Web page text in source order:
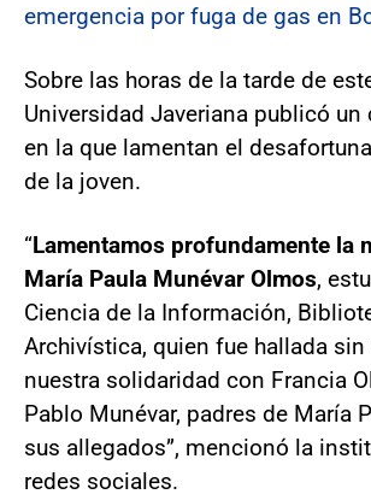
emergencia por fuga de gas en
Sobre las horas de la tarde de
Universidad Javeriana publicó
en la que lamentan el
de la joven.
“Lamentamos profundamente la
María Paula Munévar Olmos,
Ciencia de la Información,
Archivística, quien fue hallada sin
nuestra solidaridad con Francia
Pablo Munévar, padres de María
sus allegados”, mencionó la
redes sociales.